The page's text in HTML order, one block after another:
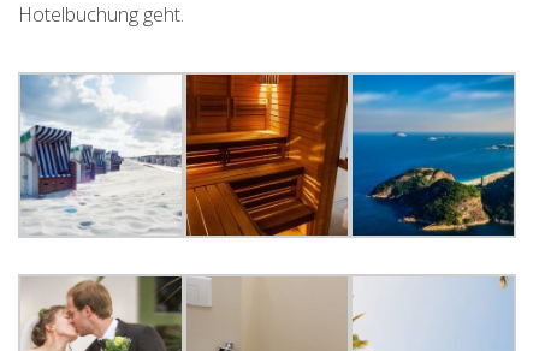
Hotelbuchung geht.